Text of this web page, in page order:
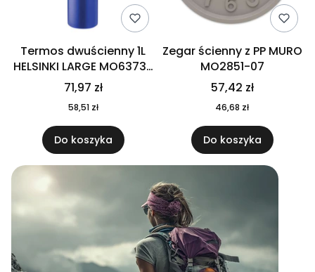
Termos dwuścienny 1L
HELSINKI LARGE MO6373-
04
71,97 zł
58,51 zł
Do koszyka
Zegar ścienny z PP MURO
MO2851-07
57,42 zł
46,68 zł
Do koszyka